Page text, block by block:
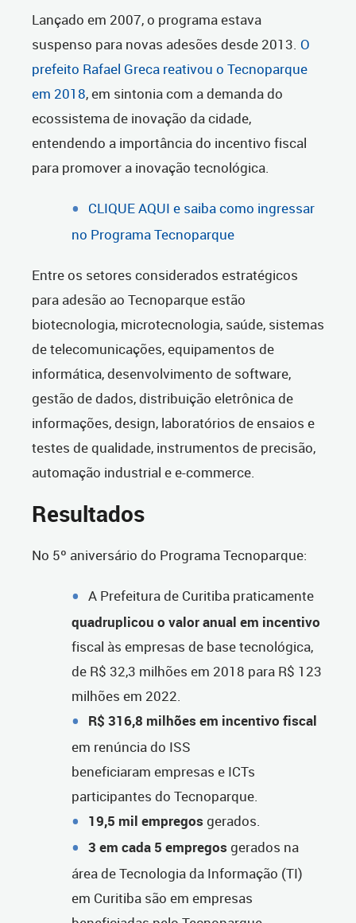
Lançado em 2007, o programa estava
suspenso para novas adesões desde 2013. O
prefeito Rafael Greca reativou o Tecnoparque
em 2018, em sintonia com a demanda do
ecossistema de inovação da cidade,
entendendo a importância do incentivo fiscal
para promover a inovação tecnológica.
CLIQUE AQUI e saiba como ingressar
no Programa Tecnoparque
Entre os setores considerados estratégicos
para adesão ao Tecnoparque estão
biotecnologia, microtecnologia, saúde, sistemas
de telecomunicações, equipamentos de
informática, desenvolvimento de software,
gestão de dados, distribuição eletrônica de
informações, design, laboratórios de ensaios e
testes de qualidade, instrumentos de precisão,
automação industrial e e-commerce.
Resultados
No 5º aniversário do Programa Tecnoparque:
A Prefeitura de Curitiba praticamente
quadruplicou o valor anual em incentivo
fiscal às empresas de base tecnológica,
de R$ 32,3 milhões em 2018 para R$ 123
milhões em 2022.
R$ 316,8 milhões em incentivo fiscal
em renúncia do ISS
beneficiaram empresas e ICTs
participantes do Tecnoparque.
19,5 mil empregos gerados.
3 em cada 5 empregos gerados na
área de Tecnologia da Informação (TI)
em Curitiba são em empresas